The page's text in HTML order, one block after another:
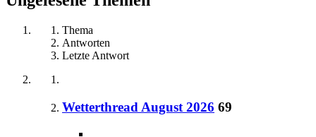
Thema
Antworten
Letzte Antwort
Wetterthread August 2026 69